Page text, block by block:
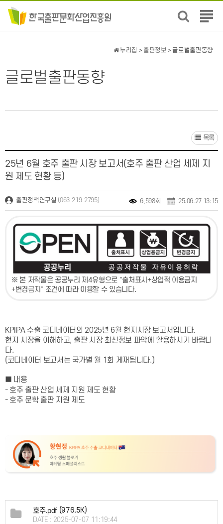
전
뉴
글로벌출판동향
누리집 > 출판정보 > 글로벌출판동향
목록
25년 6월 호주 출판 시장 보고서(호주 출판 산업 세제 지
원 제도 현황 등)
출판정책연구실 (063-219-2795) 6,598회 25.06.27 13:15
※ 본 저작물은 공공누리 제4유형으로 "출처표시+상업적 이용금지
+변경금지" 조건에 따라 이용할 수 있습니다.
KPIPA 수출 코디네이터의 2025년 6월 현지시장 보고서입니다.
현지 시장을 이해하고, 출판 시장 최신정보 파악에 활용하시기 바랍니
다.
(코디네이터 보고서는 국가별 월 1회 게재됩니다.)
■ 내용
- 호주 출판 산업 세제 지원 제도 현황
- 호주 문학 출판 지원 제도
호주.pdf(976.5K)
DATE : 2025-07-07 11:19:44